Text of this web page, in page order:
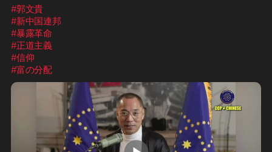
#郭文貴
#新中国連邦
#暴露革命
#正道主義
#信仰
#富の分配